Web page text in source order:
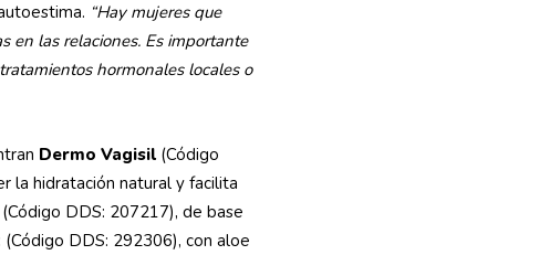
“Hay mujeres que
en las relaciones. Es importante
hormonales locales o
Dermo Vagisil (Código
la hidratación natural y facilita
(Código DDS: 207217), de base
(Código DDS: 292306), con aloe